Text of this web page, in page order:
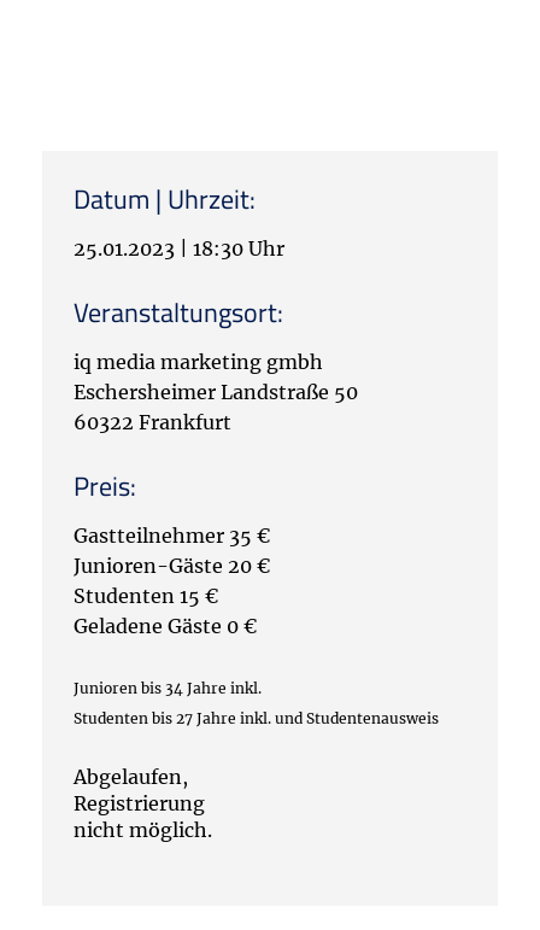
Datum | Uhrzeit:
25.01.2023 18:30 Uhr
Veranstaltungsort:
iq media marketing gmbh
Eschersheimer Landstraße 50
60322 Frankfurt
Preis:
Gastteilnehmer 35 €
Junioren-Gäste 20 €
Studenten 15 €
Geladene Gäste 0 €
Junioren bis 34 Jahre inkl.
Studenten bis 27 Jahre inkl. und Studentenausweis
Abgelaufen,
Registrierung
nicht möglich.